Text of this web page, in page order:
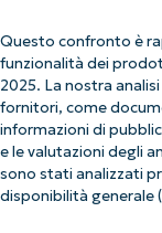
Questo confronto è
funzionalità dei
2025. La nostra
fornitori, come
informazioni di
e le valutazioni degli
sono stati analizzati
disponibilità generale